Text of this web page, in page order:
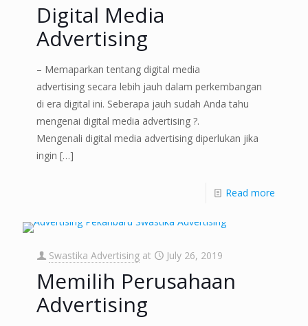
Digital Media
Advertising
– Memaparkan tentang digital media
advertising secara lebih jauh dalam perkembangan
di era digital ini. Seberapa jauh sudah Anda tahu
mengenai digital media advertising ?.
Mengenali digital media advertising diperlukan jika
ingin […]
Read more
Swastika Advertising at July 26, 2019
Memilih Perusahaan
Advertising